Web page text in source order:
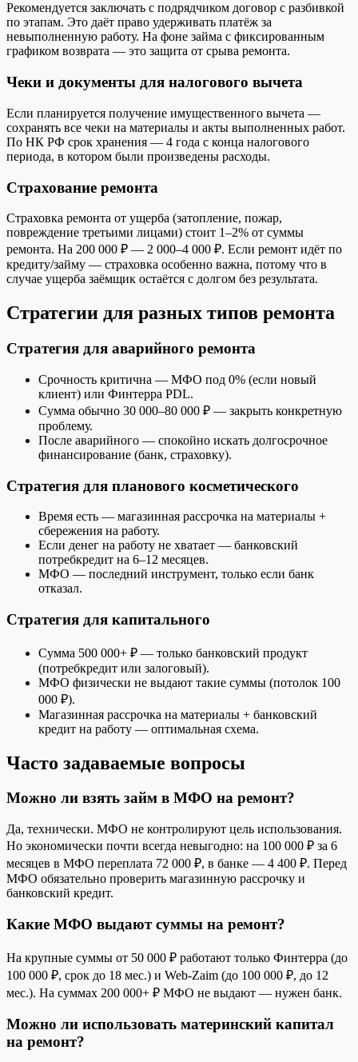
Рекомендуется заключать с подрядчиком договор с разбивкой
по этапам. Это даёт право удерживать платёж за
невыполненную работу. На фоне займа с фиксированным
графиком возврата — это защита от срыва ремонта.
Чеки и документы для налогового вычета
Если планируется получение имущественного вычета —
сохранять все чеки на материалы и акты выполненных работ.
По НК РФ срок хранения — 4 года с конца налогового
периода, в котором были произведены расходы.
Страхование ремонта
Страховка ремонта от ущерба (затопление, пожар,
повреждение третьими лицами) стоит 1–2% от суммы
ремонта. На 200 000 ₽ — 2 000–4 000 ₽. Если ремонт идёт по
кредиту/займу — страховка особенно важна, потому что в
случае ущерба заёмщик остаётся с долгом без результата.
Стратегии для разных типов ремонта
Стратегия для аварийного ремонта
Срочность критична — МФО под 0% (если новый
клиент) или Финтерра PDL.
Сумма обычно 30 000–80 000 ₽ — закрыть конкретную
проблему.
После аварийного — спокойно искать долгосрочное
финансирование (банк, страховку).
Стратегия для планового косметического
Время есть — магазинная рассрочка на материалы +
сбережения на работу.
Если денег на работу не хватает — банковский
потребкредит на 6–12 месяцев.
МФО — последний инструмент, только если банк
отказал.
Стратегия для капитального
Сумма 500 000+ ₽ — только банковский продукт
(потребкредит или залоговый).
МФО физически не выдают такие суммы (потолок 100
000 ₽).
Магазинная рассрочка на материалы + банковский
кредит на работу — оптимальная схема.
Часто задаваемые вопросы
Можно ли взять займ в МФО на ремонт?
Да, технически. МФО не контролируют цель использования.
Но экономически почти всегда невыгодно: на 100 000 ₽ за 6
месяцев в МФО переплата 72 000 ₽, в банке — 4 400 ₽. Перед
МФО обязательно проверить магазинную рассрочку и
банковский кредит.
Какие МФО выдают суммы на ремонт?
На крупные суммы от 50 000 ₽ работают только Финтерра (до
100 000 ₽, срок до 18 мес.) и Web-Zaim (до 100 000 ₽, до 12
мес.). На суммах 200 000+ ₽ МФО не выдают — нужен банк.
Можно ли использовать материнский капитал
на ремонт?